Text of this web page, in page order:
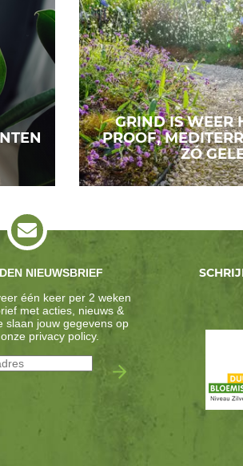
GRIND IS WEER
PROOF,
ZÓ
NIEUWSBRIEF
één keer per 2 weken
met acties, nieuws &
slaan jouw gegevens op
privacy policy.